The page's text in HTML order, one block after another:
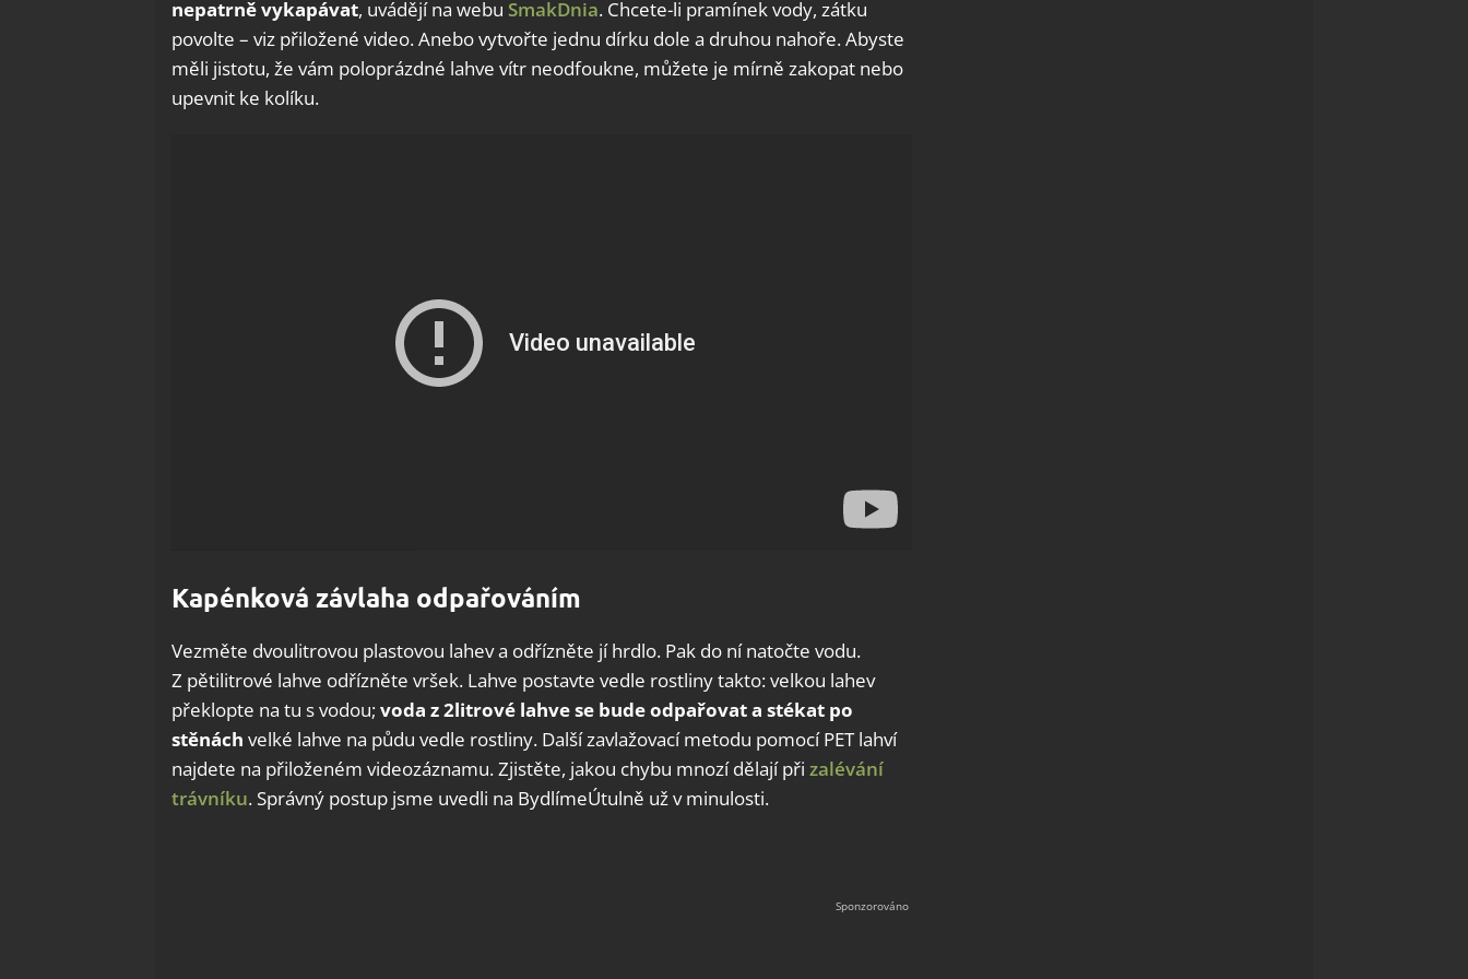
nepatrně vykapávat, uvádějí na webu SmakDnia. Chcete-li pramínek vody, zátku
povolte – viz přiložené video. Anebo vytvořte jednu dírku dole a druhou nahoře. Abyste
měli jistotu, že vám poloprázdné lahve vítr neodfoukne, můžete je mírně zakopat nebo
upevnit ke kolíku.
Kapénková závlaha odpařováním
Vezměte dvoulitrovou plastovou lahev a odřízněte jí hrdlo. Pak do ní natočte vodu.
Z pětilitrové lahve odřízněte vršek. Lahve postavte vedle rostliny takto: velkou lahev
překlopte na tu s vodou; voda z 2litrové lahve se bude odpařovat a stékat po
stěnách velké lahve na půdu vedle rostliny. Další zavlažovací metodu pomocí PET lahví
najdete na přiloženém videozáznamu. Zjistěte, jakou chybu mnozí dělají při zalévání
trávníku. Správný postup jsme uvedli na BydlímeÚtulně už v minulosti.